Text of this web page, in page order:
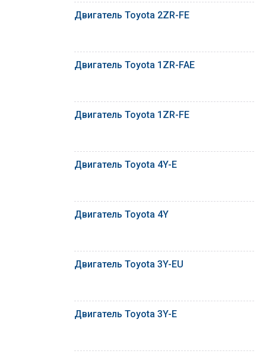
Двигатель Toyota 2ZR-FE
Двигатель Toyota 1ZR-FAE
Двигатель Toyota 1ZR-FE
Двигатель Toyota 4Y-E
Двигатель Toyota 4Y
Двигатель Toyota 3Y-EU
Двигатель Toyota 3Y-E